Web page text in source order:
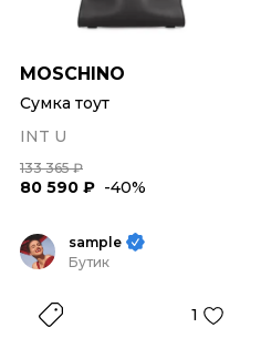
MOSCHINO
Сумка тоут
INT U
133 365 ₽
80 590 ₽ -40%
sample
Бутик
1